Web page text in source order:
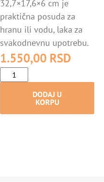
32,7×17,6×6 cm je
praktična posuda za
hranu ili vodu, laka za
svakodnevnu upotrebu.
1.550,00 RSD
DODAJ U
KORPU